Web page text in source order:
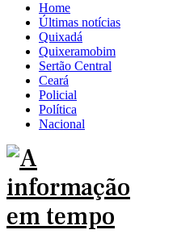
Home
Últimas notícias
Quixadá
Quixeramobim
Sertão Central
Ceará
Policial
Política
Nacional